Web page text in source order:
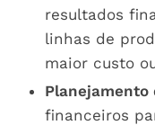
resultados
linhas de
maior custo
Planejamento
financeiros